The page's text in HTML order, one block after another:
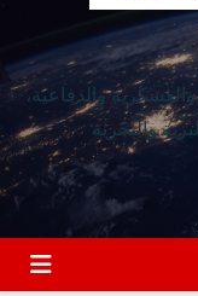
والدفاعية،
والبحرية